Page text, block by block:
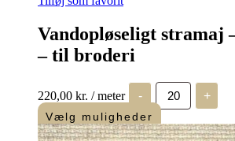
Vandopløseligt stramaj
– til broderi
220,00 kr. / meter -
Vandopløseligt
stramaj
transparent
-
+
Vælg muligheder